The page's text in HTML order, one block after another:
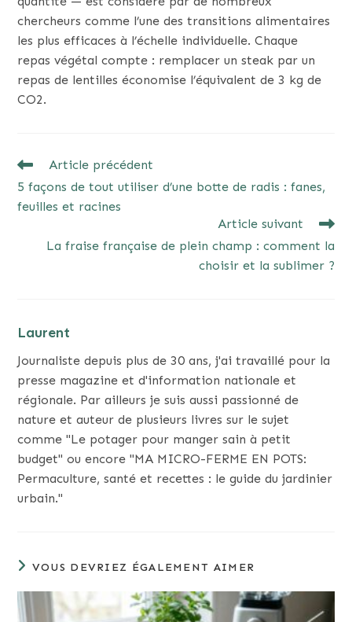
chercheurs comme l’une des transitions alimentaires
les plus efficaces à l’échelle individuelle. Chaque
repas végétal compte : remplacer un steak par un
repas de lentilles économise l’équivalent de 3 kg de
CO2.
READ
ARTICLES
Article précédent
5 façons de tout utiliser d’une botte de radis : fanes,
feuilles et racines
Article suivant
La fraise française de plein champ : comment la
choisir et la sublimer ?
Laurent
Journaliste depuis plus de 30 ans, j'ai travaillé pour la
presse magazine et d'information nationale et
régionale. Par ailleurs je suis aussi passionné de
nature et auteur de plusieurs livres sur le sujet
comme "Le potager pour manger sain à petit
budget" ou encore "MA MICRO-FERME EN POTS:
Permaculture, santé et recettes : le guide du jardinier
urbain."
VOUS DEVRIEZ ÉGALEMENT AIMER